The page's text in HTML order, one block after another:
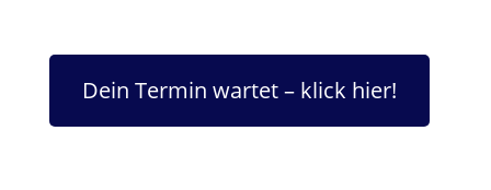
Dein Termin wartet – klick hier!